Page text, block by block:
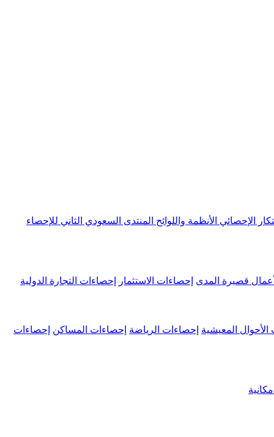
الإحصائي الأنظمة واللوائح المنتدى السعودي الثاني للإحصاء
قصيرة المدى إحصاءات الاستثمار إحصاءات التجارة الدولية
الأحوال المعيشية إحصاءات الرياضة إحصاءات المساكن إحصاءات